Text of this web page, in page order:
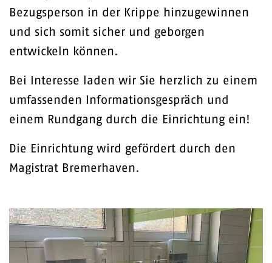
Bezugsperson in der Krippe hinzugewinnen
und sich somit sicher und geborgen
entwickeln können.
Bei Interesse laden wir Sie herzlich zu einem
umfassenden Informationsgespräch und
einem Rundgang durch die Einrichtung ein!
Die Einrichtung wird gefördert durch den
Magistrat Bremerhaven.